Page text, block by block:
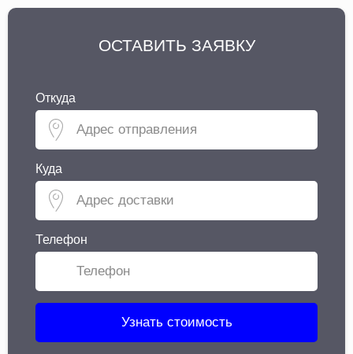
ОСТАВИТЬ ЗАЯВКУ
Откуда
Куда
Телефон
Узнать стоимость